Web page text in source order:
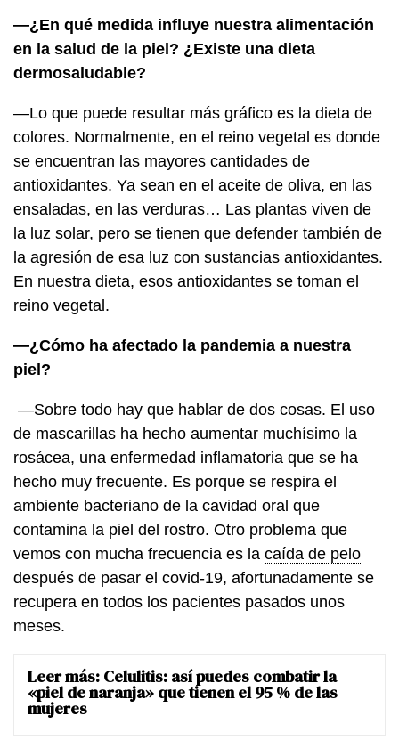
—¿En qué medida influye nuestra alimentación
en la salud de la piel? ¿Existe una dieta
dermosaludable?
—Lo que puede resultar más gráfico es la dieta de
colores. Normalmente, en el reino vegetal es donde
se encuentran las mayores cantidades de
antioxidantes. Ya sean en el aceite de oliva, en las
ensaladas, en las verduras… Las plantas viven de
la luz solar, pero se tienen que defender también de
la agresión de esa luz con sustancias antioxidantes.
En nuestra dieta, esos antioxidantes se toman el
reino vegetal.
—¿Cómo ha afectado la pandemia a nuestra
piel?
—Sobre todo hay que hablar de dos cosas. El uso
de mascarillas ha hecho aumentar muchísimo la
rosácea, una enfermedad inflamatoria que se ha
hecho muy frecuente. Es porque se respira el
ambiente bacteriano de la cavidad oral que
contamina la piel del rostro. Otro problema que
vemos con mucha frecuencia es la caída de pelo
después de pasar el covid-19, afortunadamente se
recupera en todos los pacientes pasados unos
meses.
Leer más: Celulitis: así puedes combatir la
«piel de naranja» que tienen el 95 % de las
mujeres